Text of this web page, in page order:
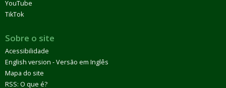
YouTube
TikTok
Sobre o site
Acessibilidade
English version - Versão em Inglês
Mapa do site
RSS: O que é?